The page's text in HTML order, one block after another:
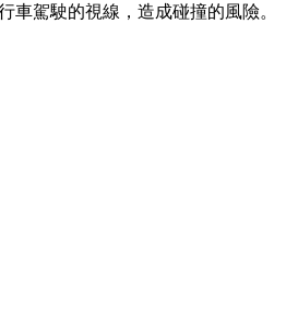
車駕駛的視線，造成碰撞的風險。